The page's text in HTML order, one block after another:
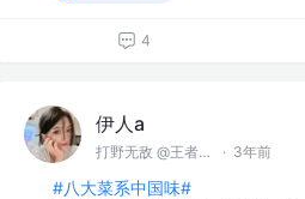
4
伊人a
打野无敌 @王者峡谷 · 3年前
#八大菜系中国味#